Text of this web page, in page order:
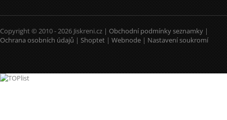
Copyright © 2010 - 2026 Jiskreni.cz | Obchodní podmínky seznamky |
Ochrana osobních údajů | Shoptet | Webnode | Nastavení soukromí